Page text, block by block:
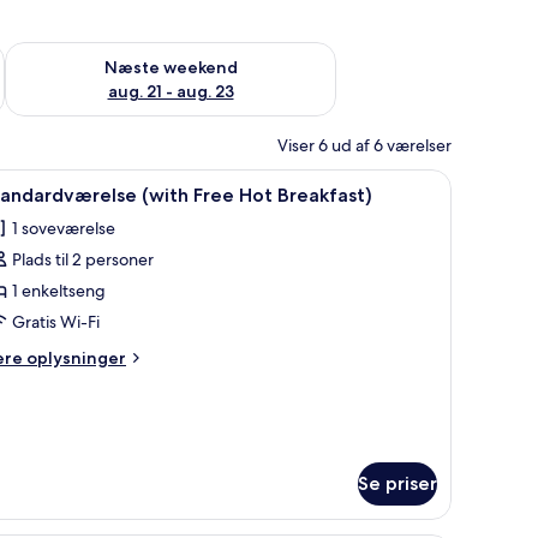
14 - aug. 16
Næste weekend
aug. 21 - aug. 23
Tjek tilgængelighed for næste weekend aug. 21 - aug. 23
Viser 6 ud af 6 værelser
Et værelse med en blå sofa, en stol, en
4 (with Free Hot Breakfast)
1 soveværelse
Plads til 2 personer
1 enkeltseng
Gratis Wi-Fi
oplysninger
Se priser